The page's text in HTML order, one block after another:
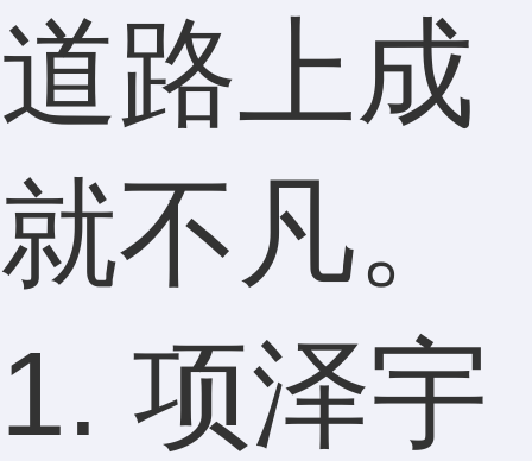
道路上成
就不凡。
1. 项泽宇